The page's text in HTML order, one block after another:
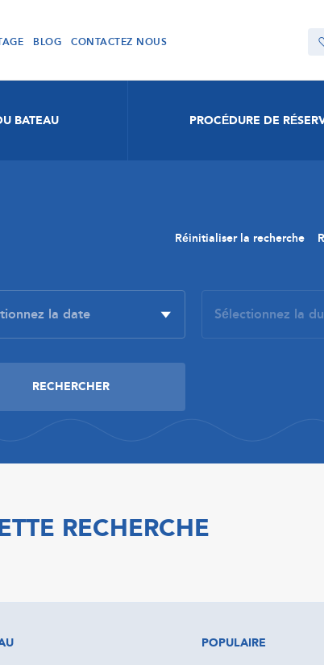
BLOG CONTACTEZ NOUS
BATEAU PROCÉDURE DE
Réinitialiser la recherche
RECHERCHE
POPULAIRE